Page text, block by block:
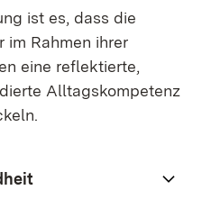
ist es, dass die
im Rahmen ihrer
eine reflektierte,
Alltagskompetenz
in neuem Fenster)